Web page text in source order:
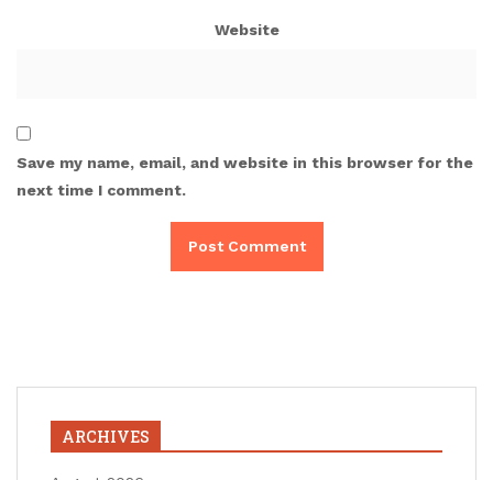
Website
Save my name, email, and website in this browser for the
next time I comment.
ARCHIVES